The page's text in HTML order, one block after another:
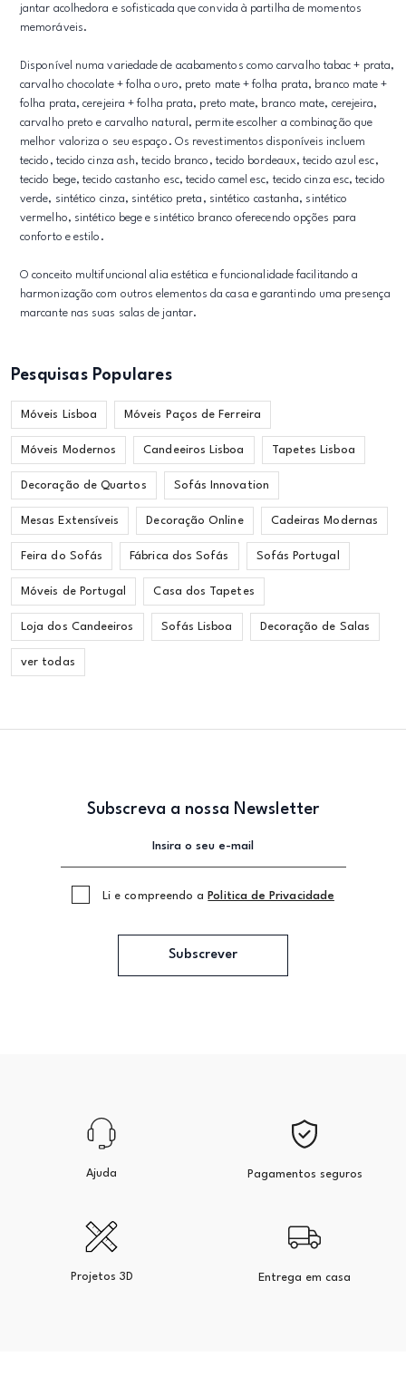
jantar acolhedora e sofisticada que convida à partilha de momentos
memoráveis.
Disponível numa variedade de acabamentos como carvalho tabac + prata,
carvalho chocolate + folha ouro, preto mate + folha prata, branco mate +
folha prata, cerejeira + folha prata, preto mate, branco mate, cerejeira,
carvalho preto e carvalho natural, permite escolher a combinação que
melhor valoriza o seu espaço. Os revestimentos disponíveis incluem
tecido, tecido cinza ash, tecido branco, tecido bordeaux, tecido azul esc,
tecido bege, tecido castanho esc, tecido camel esc, tecido cinza esc, tecido
verde, sintético cinza, sintético preta, sintético castanha, sintético
vermelho, sintético bege e sintético branco oferecendo opções para
conforto e estilo.
O conceito multifuncional alia estética e funcionalidade facilitando a
harmonização com outros elementos da casa e garantindo uma presença
marcante nas suas salas de jantar.
Pesquisas Populares
Móveis Lisboa Móveis Paços de Ferreira
Móveis Modernos Candeeiros Lisboa Tapetes Lisboa
Decoração de Quartos Sofás Innovation
Mesas Extensíveis Decoração Online Cadeiras Modernas
Feira do Sofás Fábrica dos Sofás Sofás Portugal
Móveis de Portugal Casa dos Tapetes
Loja dos Candeeiros Sofás Lisboa Decoração de Salas
ver todas
Subscreva a nossa Newsletter
Li e compreendo a Politica de Privacidade
Subscrever
Ajuda Pagamentos seguros
Projetos 3D Entrega em casa